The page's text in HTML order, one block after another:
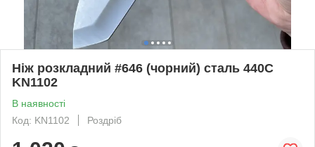
Ніж розкладний #646 (чорний) сталь 440С
KN1102
В наявності
Код: KN1102
Роздріб